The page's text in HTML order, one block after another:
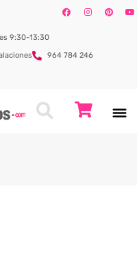
9:30-13:30
964 784 246